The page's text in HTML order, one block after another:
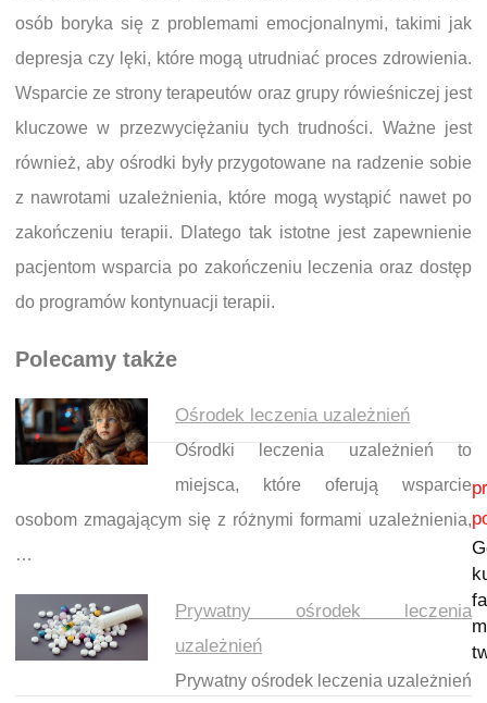
osób boryka się z problemami emocjonalnymi, takimi jak
depresja czy lęki, które mogą utrudniać proces zdrowienia.
Wsparcie ze strony terapeutów oraz grupy rówieśniczej jest
kluczowe w przezwyciężaniu tych trudności. Ważne jest
również, aby ośrodki były przygotowane na radzenie sobie
z nawrotami uzależnienia, które mogą wystąpić nawet po
zakończeniu terapii. Dlatego tak istotne jest zapewnienie
pacjentom wsparcia po zakończeniu leczenia oraz dostęp
do programów kontynuacji terapii.
Polecamy także
Ośrodek leczenia uzależnień
Ośrodki leczenia uzależnień to
miejsca, które oferują wsparcie
osobom zmagającym się z różnymi formami uzależnienia,
…
Prywatny ośrodek leczenia
uzależnień
Prywatny ośrodek leczenia uzależnień
Nawigacja wpisu